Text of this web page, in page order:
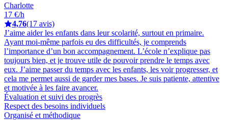
Charlotte
17 €/h
4,76(17 avis)
J’aime aider les enfants dans leur scolarité, surtout en primaire.
Ayant moi-même parfois eu des difficultés, je comprends
l’importance d’un bon accompagnement. L’école n’explique pas
toujours bien, et je trouve utile de pouvoir prendre le temps avec
eux. J’aime passer du temps avec les enfants, les voir progresser, et
cela me permet aussi de garder mes bases. Je suis patiente, attentive
et motivée à les faire avancer.
Évaluation et suivi des progrès
Respect des besoins individuels
Organisé et méthodique